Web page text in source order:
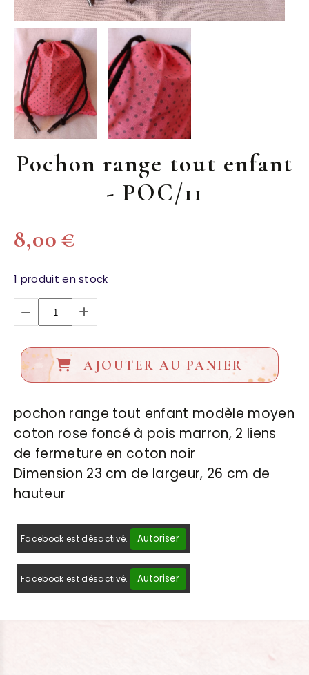
Pochon range tout enfant
- POC/11
8,00€
1 produit en stock
AJOUTER AU PANIER
pochon range tout enfant modèle moyen
coton rose foncé à pois marron, 2 liens
de fermeture en coton noir
Dimension 23 cm de largeur, 26 cm de
hauteur
Facebook est désactivé. Autoriser
Facebook est désactivé. Autoriser